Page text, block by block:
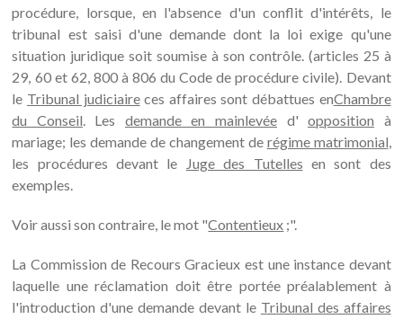
procédure, lorsque, en l'absence d'un conflit d'intérêts, le
tribunal est saisi d'une demande dont la loi exige qu'une
situation juridique soit soumise à son contrôle. (articles 25 à
29, 60 et 62, 800 à 806 du Code de procédure civile). Devant
le Tribunal judiciaireces affaires sont débattues enChambre
du Conseil. Les demande en mainlevée d'opposition à
mariage; les demande de changement de régime matrimonial,
les procédures devant le
Juge des Tutelles en sont des
exemples.
Voir aussi son contraire, le mot "Contentieux ;".
La Commission de Recours Gracieux est une instance devant
laquelle une réclamation doit être portée préalablement à
l'introduction d'une demande devant le Tribunal des affaires